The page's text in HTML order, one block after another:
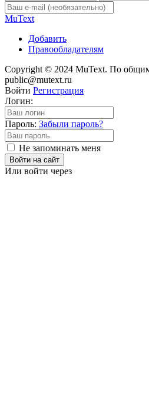
MuText
Добавить
Правообладателям
Copyright © 2024 MuText. По
public@mutext.ru
Войти Регистрация
Логин:
Пароль: Забыли пароль?
Не запоминать меня
Войти на сайт
Или войти через